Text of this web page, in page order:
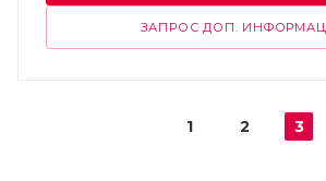
ЗАПРОС ДОП.
1 2 3